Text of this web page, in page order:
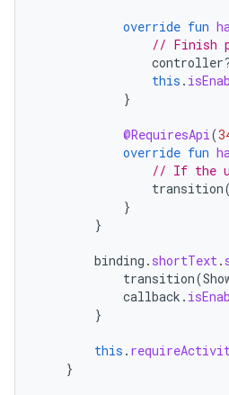
override fun
// Finish
controller
this .
}
@RequiresApi(
override fun
// If the
transition(
}
}
binding . shortText.
transition(
callback .
}
this .
}